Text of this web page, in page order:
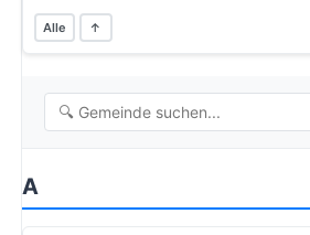
Alle ↑
A